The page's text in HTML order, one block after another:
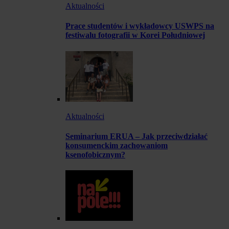
Aktualności
Prace studentów i wykładowcy USWPS na
festiwalu fotografii w Korei Południowej
Aktualności
Seminarium ERUA – Jak przeciwdziałać
konsumenckim zachowaniom
ksenofobicznym?